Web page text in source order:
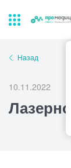
диагностика
Закрыть
Прием
Назад
10.11.2022